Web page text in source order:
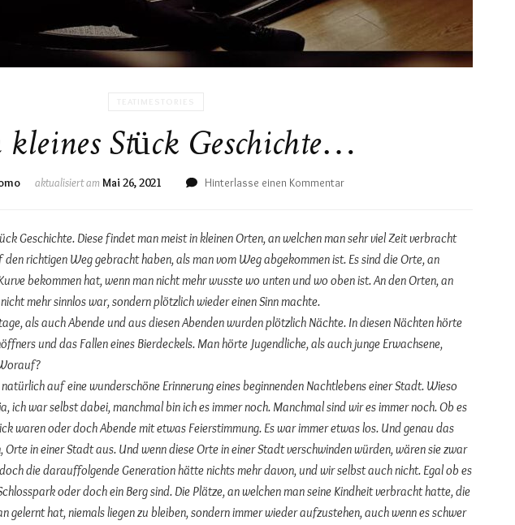
Stück Geschichte…
aktualisiert am Mai 26, 2021 Hinterlasse einen Kommentarzu
Stück
Geschichte…
Geschichte. Diese findet man meist in kleinen Orten, an welchen man sehr viel Zeit verbracht
richtigen Weg gebracht haben, als man vom Weg abgekommen ist. Es sind die Orte, an
bekommen hat, wenn man nicht mehr wusste wo unten und wo oben ist. An den Orten, an
mehr sinnlos war, sondern plötzlich wieder einen Sinn machte.
als auch Abende und aus diesen Abenden wurden plötzlich Nächte. In diesen Nächten hörte
und das Fallen eines Bierdeckels. Man hörte Jugendliche, als auch junge Erwachsene,
auf eine wunderschöne Erinnerung eines beginnenden Nachtlebens einer Stadt. Wieso
ich war selbst dabei, manchmal bin ich es immer noch. Manchmal sind wir es immer noch. Ob es
waren oder doch Abende mit etwas Feierstimmung. Es war immer etwas los. Und genau das
in einer Stadt aus. Und wenn diese Orte in einer Stadt verschwinden würden, wären sie zwar
die darauffolgende Generation hätte nichts mehr davon, und wir selbst auch nicht. Egal ob es
oder doch ein Berg sind. Die Plätze, an welchen man seine Kindheit verbracht hatte, die
gelernt hat, niemals liegen zu bleiben, sondern immer wieder aufzustehen, auch wenn es schwer